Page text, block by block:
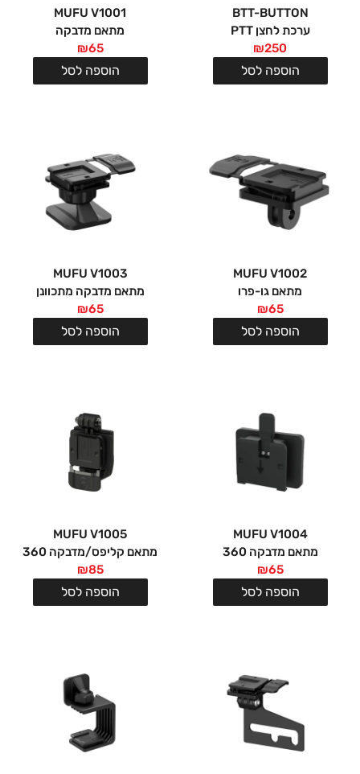
BTT-BUTTON
ערכת לחצן PTT
₪250
הוספה לסל
MUFU V1001
מתאם מדבקה
₪65
הוספה לסל
MUFU V1002
מתאם גו-פרו
₪65
הוספה לסל
MUFU V1003
מתאם מדבקה מתכוונן
₪65
הוספה לסל
MUFU V1004
מתאם מדבקה 360
₪65
הוספה לסל
MUFU V1005
מתאם קליפס/מדבקה 360
₪85
הוספה לסל